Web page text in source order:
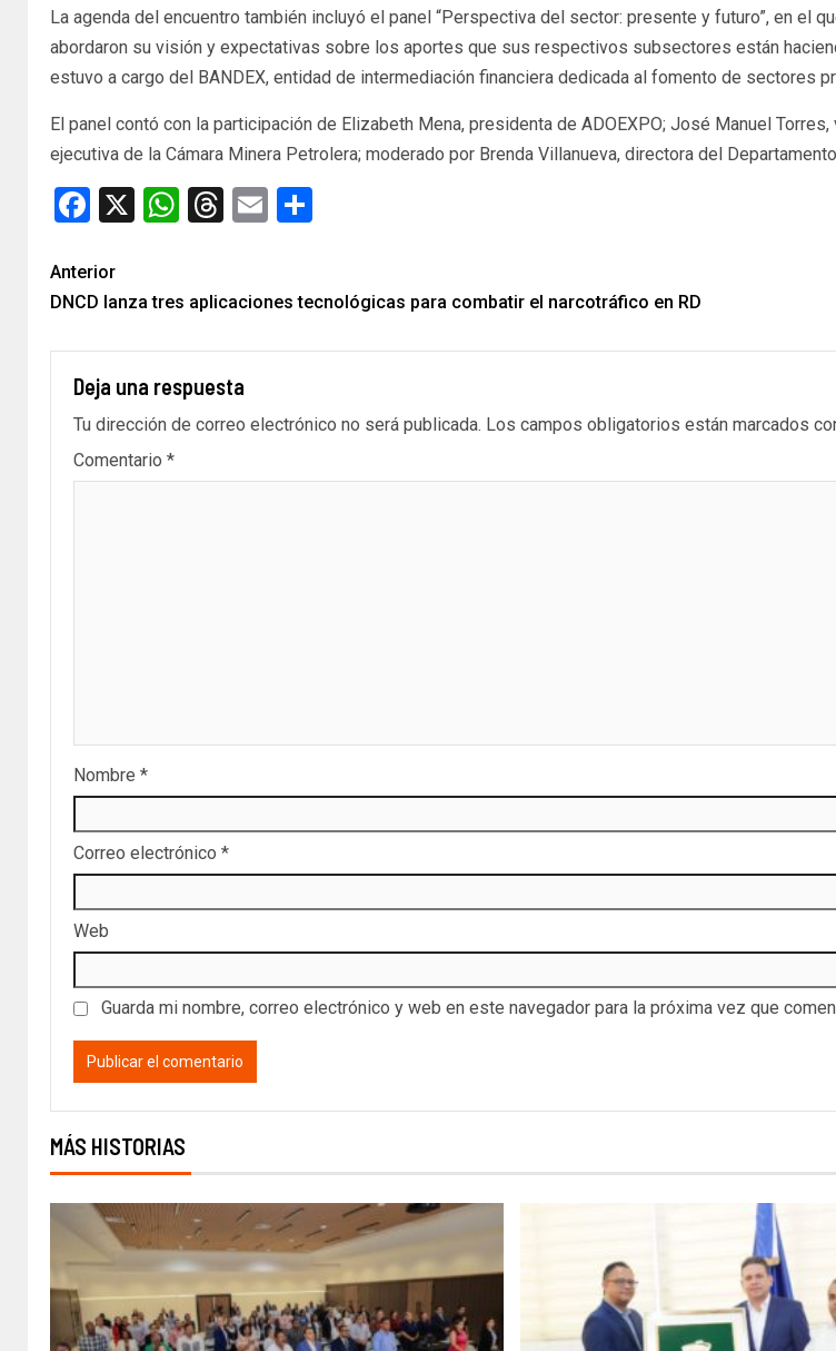
La agenda del encuentro también incluyó el panel “Perspectiva del sector: presente y futuro”, en el
abordaron su visión y expectativas sobre los aportes que sus respectivos subsectores están
estuvo a cargo del BANDEX, entidad de intermediación financiera dedicada al fomento de sectores
El panel contó con la participación de Elizabeth Mena, presidenta de ADOEXPO; José Manuel
ejecutiva de la Cámara Minera Petrolera; moderado por Brenda Villanueva, directora del
Facebook
X WhatsApp
Threads
Email
Anterior
DNCD lanza tres aplicaciones tecnológicas para combatir el narcotráfico en RD
Deja una respuesta
Tu dirección de correo electrónico no será publicada. Los campos obligatorios están marcados
Comentario *
Nombre *
Correo electrónico *
Web
Guarda mi nombre, correo electrónico y web en este navegador para la próxima vez que
MÁS HISTORIAS